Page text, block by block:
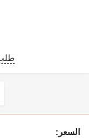
السعر: